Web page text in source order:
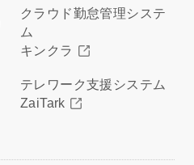
クラウド勤怠管理システ
ム
キンクラ
テレワーク支援システム
ZaiTark